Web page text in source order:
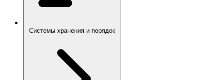
Системы хранения и порядок